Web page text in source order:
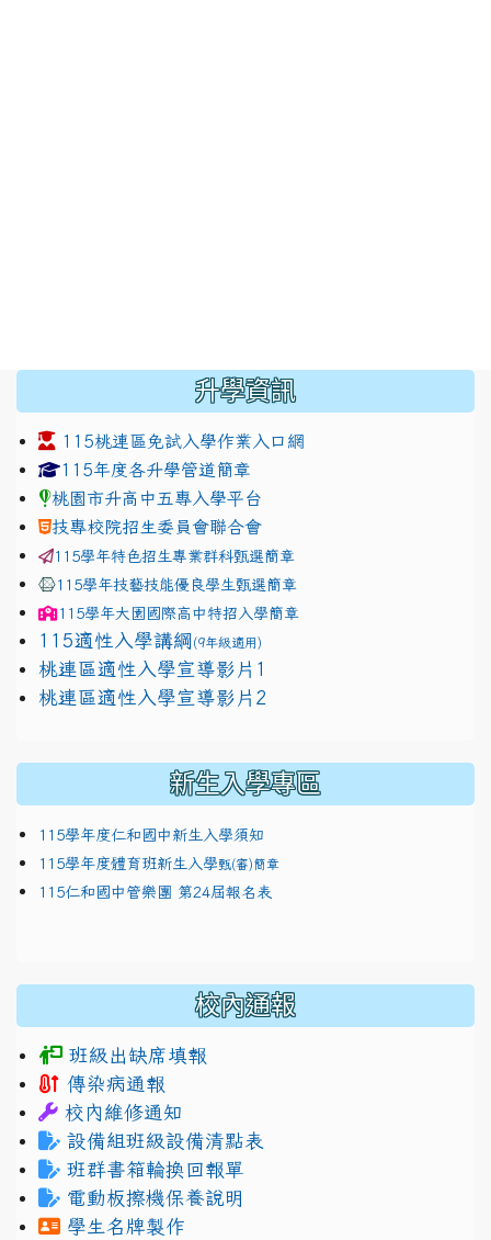
升學資訊
115桃連區免試入學作業入口網
link to https://www.jhjhs.tyc.edu.tw/modules/
115年度各升學管道簡章
桃園市升高中五專入學平台
技專校院招生委員會聯合會
115學年特色招生專業群科甄選簡章
115學年技藝技能優良學生甄選簡章
115學年大園國際高中特招入學簡章
115適性入學講綱 (9年級適用)
link to https://docs.google.com/presentation/d/
桃連區適性入學宣導影片1
link to https://docs.google.com/presentation/d/
桃連區適性入學宣導影片2
新生入學專區
115學年度仁和國中新生入學須知
115學年度體育班新生入學甄(審)簡章
115仁和國中管樂團 第24屆報名表
校內通報
班級出缺席填報
傳染病通報
校內維修通知
設備組班級設備清點表
班群書箱輪換回報單
電動板擦機保養說明
學生名牌製作